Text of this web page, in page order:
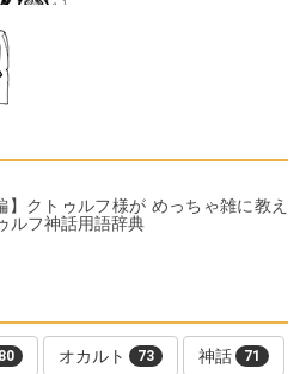
】クトゥルフ様が めっちゃ雑に教え
ルフ神話用語辞典
80 オカルト 73 神話 71